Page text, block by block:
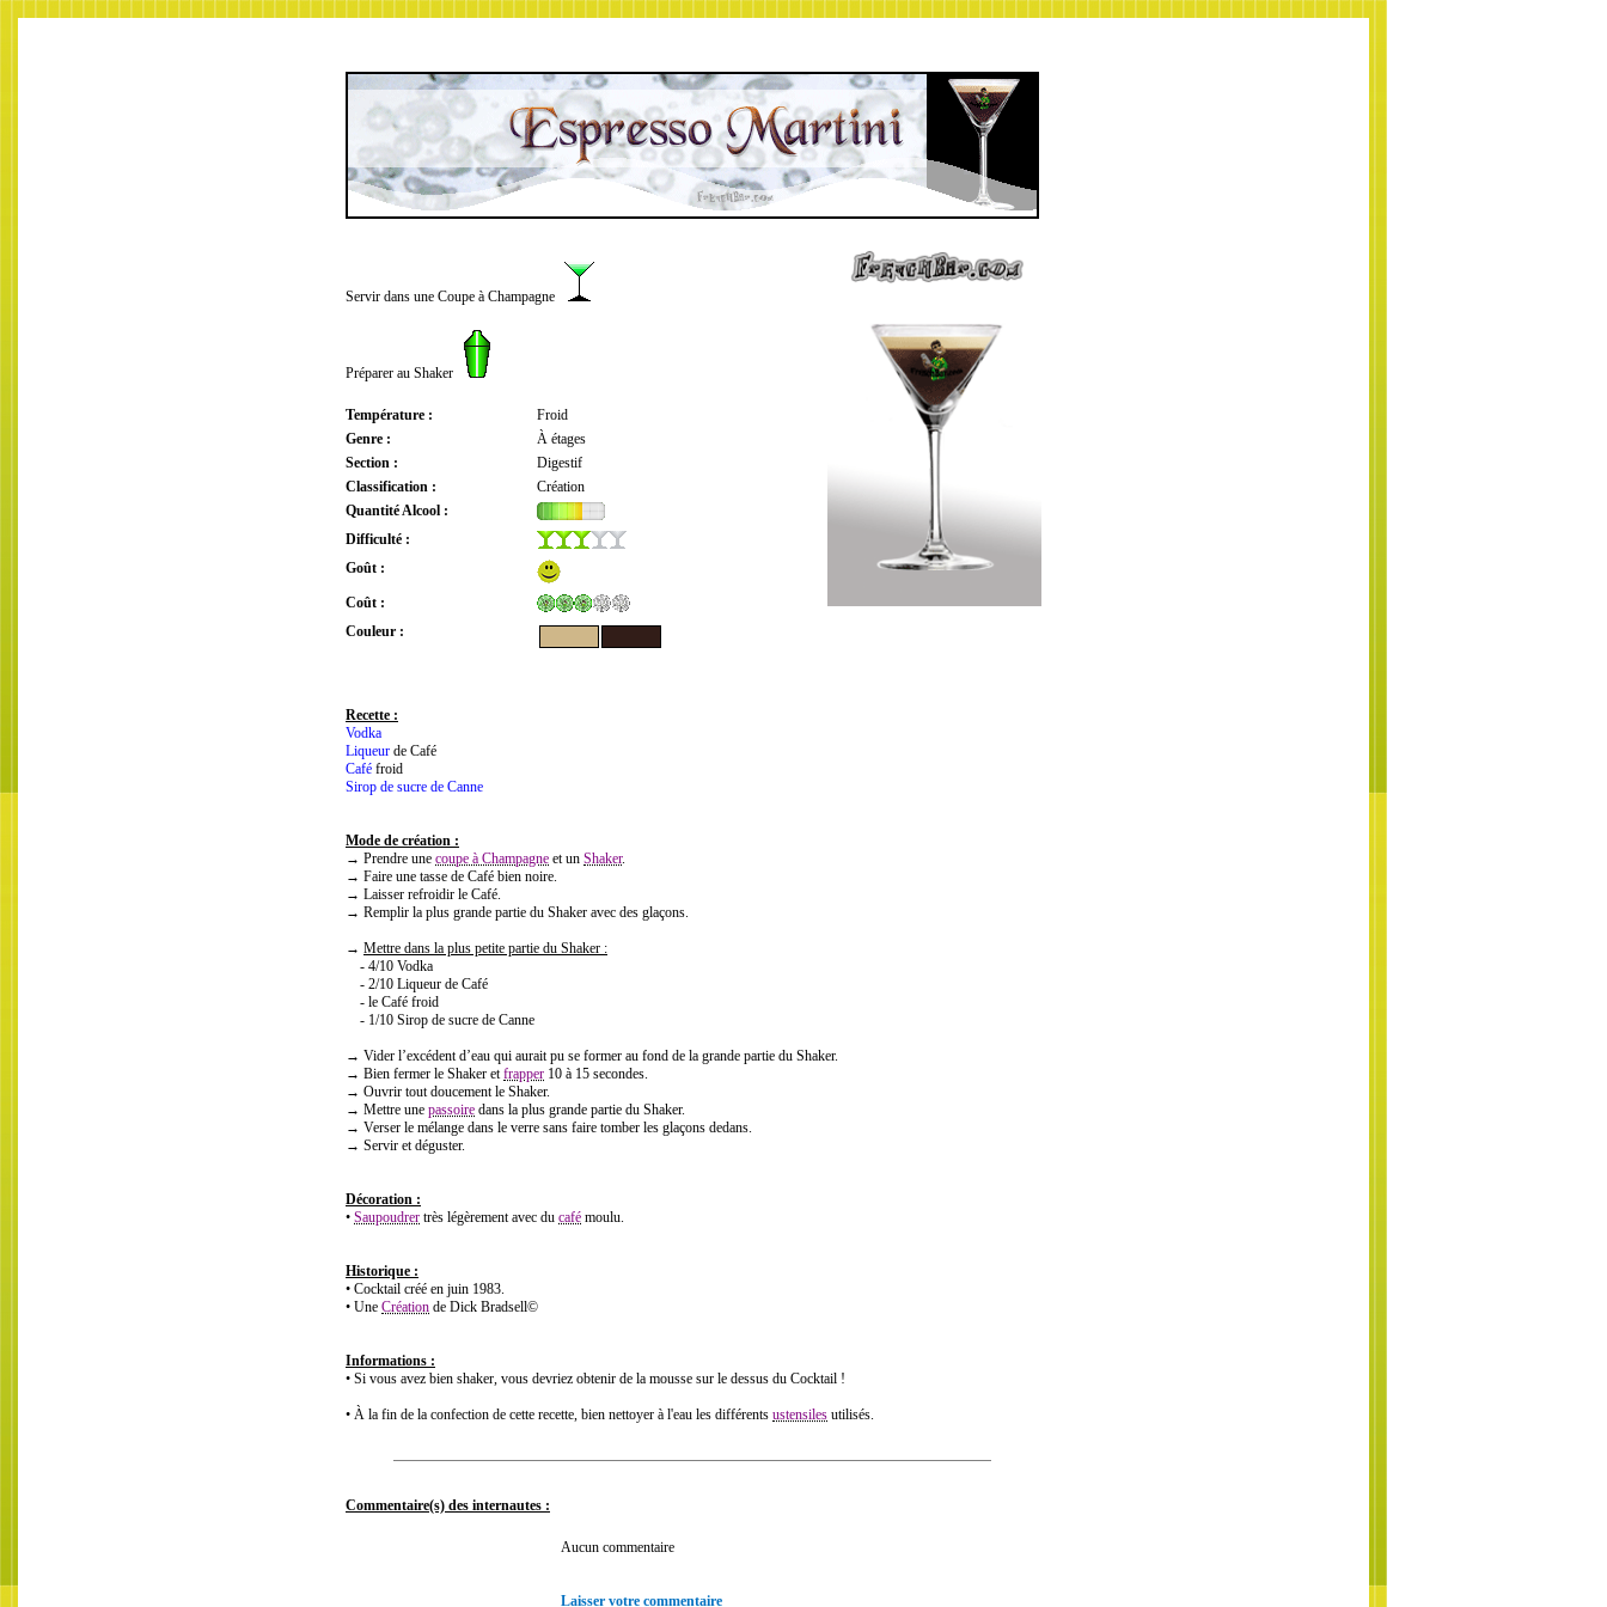
Servir dans une Coupe à Champagne
Préparer au Shaker
Température :
Froid
Genre :
À étages
Section :
Digestif
Classification :
Création
Quantité Alcool :
Difficulté :
Goût :
Coût :
Couleur :
Recette :
Vodka
Liqueur de Café
Café froid
Sirop de sucre de Canne
Mode de création :
→ Prendre une coupe à Champagne et un Shaker.
→ Faire une tasse de Café bien noire.
→ Laisser refroidir le Café.
→ Remplir la plus grande partie du Shaker avec des glaçons.
→ Mettre dans la plus petite partie du Shaker :
- 4/10 Vodka
- 2/10 Liqueur de Café
- le Café froid
- 1/10 Sirop de sucre de Canne
→ Vider l’excédent d’eau qui aurait pu se former au fond de la grande partie du Shaker.
→ Bien fermer le Shaker etfrapper 10 à 15 secondes.
→ Ouvrir tout doucement le Shaker.
→ Mettre une passoire dans la plus grande partie du Shaker.
→ Verser le mélange dans le verre sans faire tomber les glaçons dedans.
→ Servir et déguster.
Décoration :
• Saupoudrer très légèrement avec du café moulu.
Historique :
• Cocktail créé en juin 1983.
• Une Création de Dick Bradsell©
Informations :
• Si vous avez bien shaker, vous devriez obtenir de la mousse sur le dessus du Cocktail !
• À la fin de la confection de cette recette, bien nettoyer à l'eau les différents ustensiles utilisés.
Commentaire(s) des internautes :
Aucun commentaire
Laisser votre commentaire